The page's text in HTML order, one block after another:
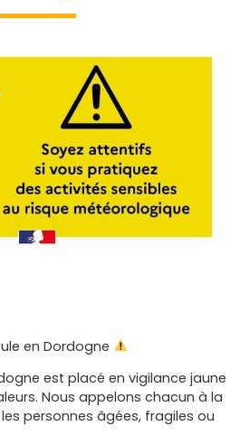
en Dordogne
est placé en vigilance jaune
Nous appelons chacun à la
personnes âgées, fragiles ou